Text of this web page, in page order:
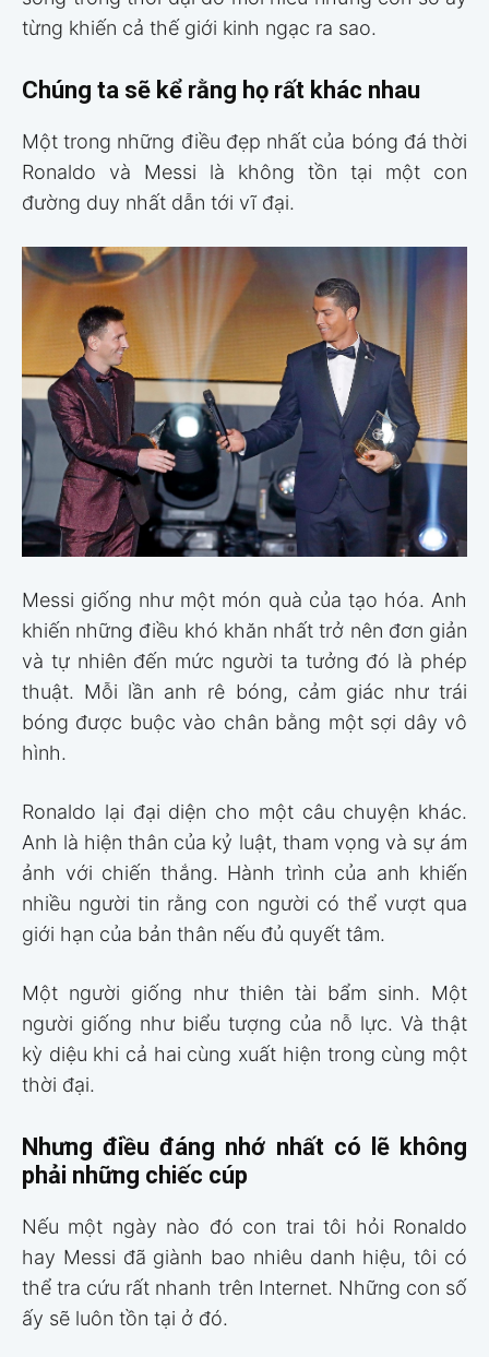
từng khiến cả thế giới kinh ngạc ra sao.
Chúng ta sẽ kể rằng họ rất khác nhau
Một trong những điều đẹp nhất của bóng đá thời
Ronaldo và Messi là không tồn tại một con
đường duy nhất dẫn tới vĩ đại.
Messi giống như một món quà của tạo hóa. Anh
khiến những điều khó khăn nhất trở nên đơn giản
và tự nhiên đến mức người ta tưởng đó là phép
thuật. Mỗi lần anh rê bóng, cảm giác như trái
bóng được buộc vào chân bằng một sợi dây vô
hình.
Ronaldo lại đại diện cho một câu chuyện khác.
Anh là hiện thân của kỷ luật, tham vọng và sự ám
ảnh với chiến thắng. Hành trình của anh khiến
nhiều người tin rằng con người có thể vượt qua
giới hạn của bản thân nếu đủ quyết tâm.
Một người giống như thiên tài bẩm sinh. Một
người giống như biểu tượng của nỗ lực. Và thật
kỳ diệu khi cả hai cùng xuất hiện trong cùng một
thời đại.
Nhưng điều đáng nhớ nhất có lẽ không
phải những chiếc cúp
Nếu một ngày nào đó con trai tôi hỏi Ronaldo
hay Messi đã giành bao nhiêu danh hiệu, tôi có
thể tra cứu rất nhanh trên Internet. Những con số
ấy sẽ luôn tồn tại ở đó.